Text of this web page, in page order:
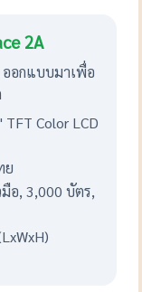
2A
ออกแบบมาเพื่อ
Color LCD
ย
อ, 3,000 บัตร,